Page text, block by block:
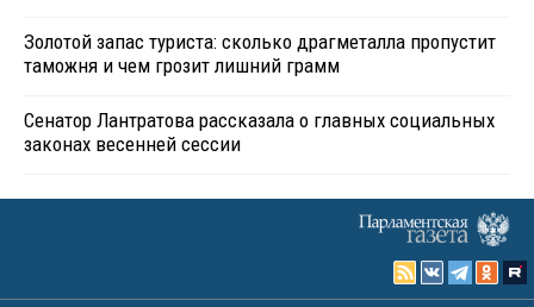
Золотой запас туриста: сколько драгметалла пропустит
таможня и чем грозит лишний грамм
Сенатор Лантратова рассказала о главных социальных
законах весенней сессии